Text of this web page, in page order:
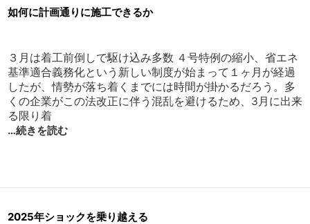
如何に計画通りに施工できるか
３月は着工前倒しで駆け込み多数 ４号特例の縮小、省エネ
基準適合義務化という新しい制度が始まって１ヶ月が経過
したが、情勢が落ち着くまでには時間が掛かるだろう。多
くの企業がこの法改正に伴う混乱を避けるため、3月に出来
る限り着
…続きを読む
2025年ショックを乗り越える